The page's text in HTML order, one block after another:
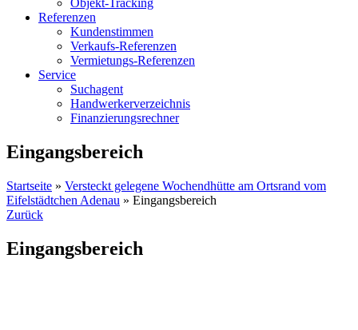
Objekt-Tracking
Referenzen
Kundenstimmen
Verkaufs-Referenzen
Vermietungs-Referenzen
Service
Suchagent
Handwerkerverzeichnis
Finanzierungsrechner
Eingangsbereich
Startseite » Versteckt gelegene Wochendhütte am Ortsrand vom
Eifelstädtchen Adenau » Eingangsbereich
Zurück
Eingangsbereich